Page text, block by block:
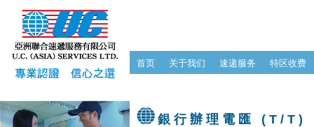
首页 关于我们 速递服务 特区收费
銀行辦理電匯 (T/T)